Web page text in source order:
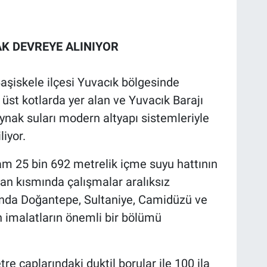
DEVREYE ALINIYOR
ilçesi Yuvacık bölgesinde
kotlarda yer alan ve Yuvacık Barajı
suları modern altyapı sistemleriyle
25 bin 692 metrelik içme suyu hattının
kısmında çalışmalar aralıksız
Doğantepe, Sultaniye, Camidüzü ve
önemli bir bölümü
çaplarındaki duktil borular ile 100 ila